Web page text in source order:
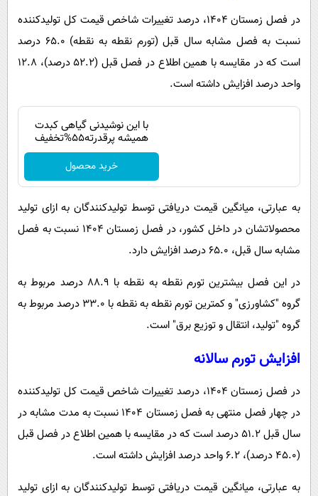
در فصل زمستان ۱۴۰۴، درصد تغییرات شاخص قیمت کل تولیدکننده
نسبت به فصل مشابه سال قبل (تورم نقطه به نقطه) ۶۵.۰ درصد
است که در مقایسه با همین اطلاع در فصل قبل (۵۲.۲ درصد)، ۱۲.۸
واحد درصد افزایش داشته است.
با این نوشیدنی گیاهی کبدت
همیشه پرقدرته55%تخفیف
خرید محصول
به عبارتی، میانگین قیمت دریافتی توسط تولیدکنندگان به ازای تولید
محصولاتشان در داخل کشور، در فصل زمستان ۱۴۰۴ نسبت به فصل
مشابه سال قبل، ۶۵.۰ درصد افزایش دارد.
در این فصل بیشترین تورم نقطه به نقطه با ۸۸.۹ درصد مربوط به
گروه "کشاورزی" و کمترین تورم نقطه به نقطه با ۳۳.۰ درصد مربوط به
گروه "تولید، انتقال و توزیع برق" است.
افزایش تورم سالانه
در فصل زمستان ۱۴۰۴، درصد تغییرات شاخص قیمت کل تولیدکننده
در چهار فصل منتهی به فصل زمستان ۱۴۰۴ نسبت به مدت مشابه در
سال قبل ۵۱.۲ درصد است که در مقایسه با همین اطلاع در فصل قبل
(۴۵.۰ درصد)، ۶.۲ واحد درصد افزایش داشته است.
به عبارتی، میانگین قیمت دریافتی توسط تولیدکنندگان به ازای تولید